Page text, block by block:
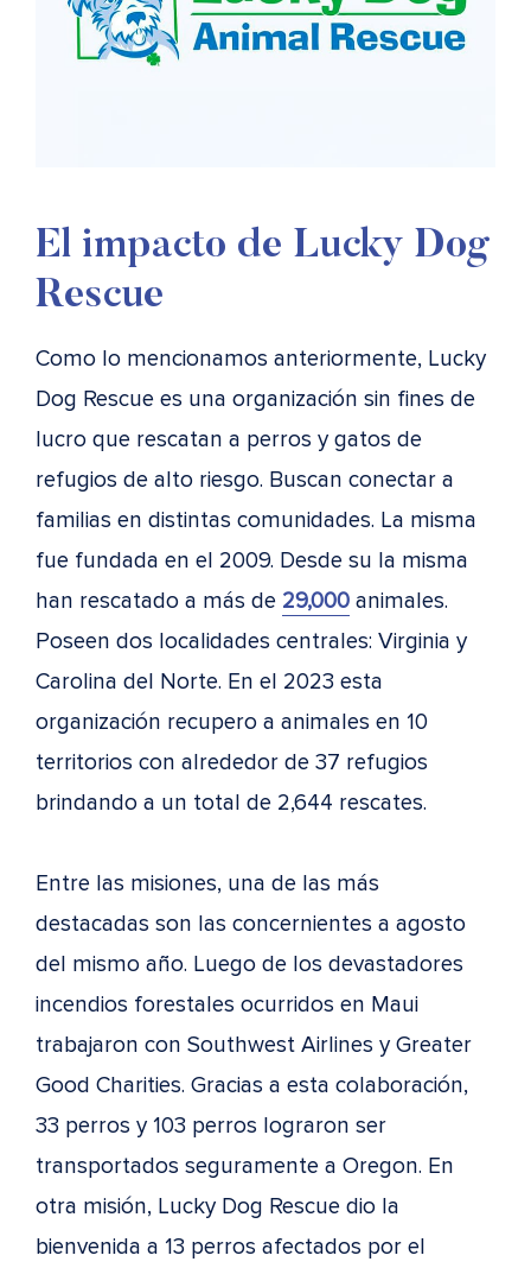
El impacto de Lucky Dog
Rescue
Como lo mencionamos anteriormente, Lucky
Dog Rescue es una organización sin fines de
lucro que rescatan a perros y gatos de
refugios de alto riesgo. Buscan conectar a
familias en distintas comunidades. La misma
fue fundada en el 2009. Desde su la misma
han rescatado a más de 29,000 animales.
Poseen dos localidades centrales: Virginia y
Carolina del Norte. En el 2023 esta
organización recupero a animales en 10
territorios con alrededor de 37 refugios
brindando a un total de 2,644 rescates.
Entre las misiones, una de las más
destacadas son las concernientes a agosto
del mismo año. Luego de los devastadores
incendios forestales ocurridos en Maui
trabajaron con Southwest Airlines y Greater
Good Charities. Gracias a esta colaboración,
33 perros y 103 perros lograron ser
transportados seguramente a Oregon. En
otra misión, Lucky Dog Rescue dio la
bienvenida a 13 perros afectados por el